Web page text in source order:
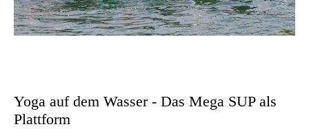
Yoga auf dem Wasser - Das Mega SUP als
Plattform